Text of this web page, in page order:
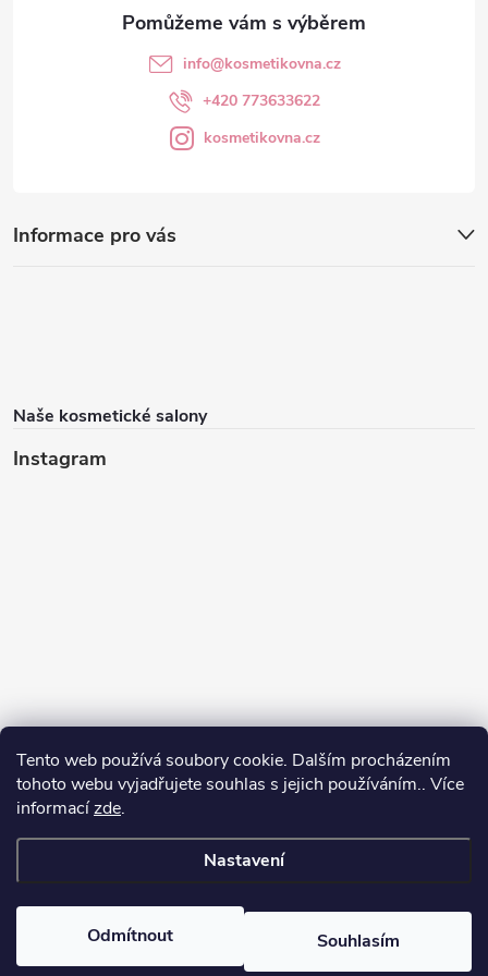
Tento web používá soubory cookie. Dalším procházením
tohoto webu vyjadřujete souhlas s jejich používáním.. Více
informacízde.
Nastavení
Odmítnout Souhlasím
Informace pro vás
Naše kosmetické salony
Instagram
info@kosmetikovna.cz
+420 773633622
kosmetikovna.cz
Vytvořil Shoptet
Kosmetikovna